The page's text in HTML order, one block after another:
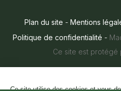
Ce site utilise des cookies et vous
sur
Plan du site - Mentions
Politique de confidentialité -
Ce site est protégé